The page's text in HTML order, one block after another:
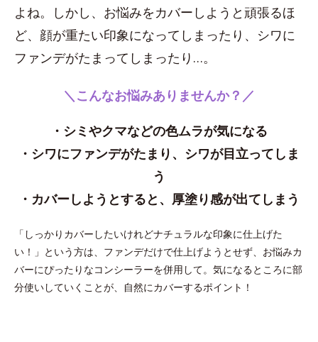
よね。しかし、お悩みをカバーしようと頑張るほ
ど、顔が重たい印象になってしまったり、シワに
ファンデがたまってしまったり…。
＼こんなお悩みありませんか？／
・シミやクマなどの色ムラが気になる
・シワにファンデがたまり、シワが目立ってしま
う
・カバーしようとすると、厚塗り感が出てしまう
「しっかりカバーしたいけれどナチュラルな印象に仕上げた
い！」という方は、ファンデだけで仕上げようとせず、お悩みカ
バーにぴったりなコンシーラーを併用して。気になるところに部
分使いしていくことが、自然にカバーするポイント！